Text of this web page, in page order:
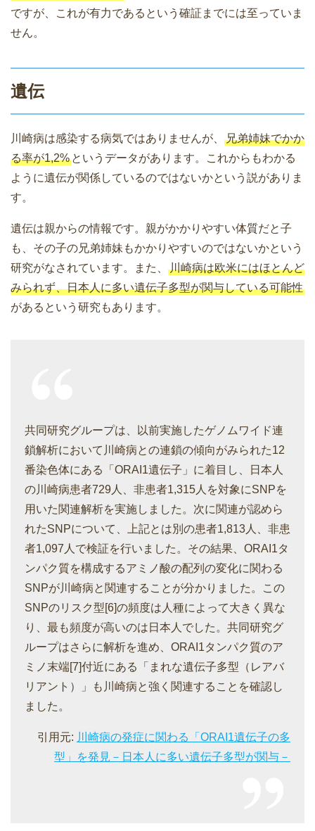
ですが、これが有力であるという確証までには至っていま
せん。
遺伝
川崎病は感染する病気ではありませんが、
兄弟姉妹でかか
る率が1,2% というデータがあります。これからもわかる
ように遺伝が関係しているのではないかという説がありま
す。
遺伝は親からの情報です。親がかかりやすい体質だと子
も、その子の兄弟姉妹もかかりやすいのではないかという
研究がなされています。また、
川崎病は欧米にはほとんど
みられず、日本人に多い遺伝子多型が関与している可能性
があるという研究もあります。
共同研究グループは、以前実施したゲノムワイド連
鎖解析において川崎病との連鎖の傾向がみられた12
番染色体にある「ORAI1遺伝子」に着目し、日本人
の川崎病患者729人、非患者1,315人を対象にSNPを
用いた関連解析を実施しました。次に関連が認めら
れたSNPについて、上記とは別の患者1,813人、非患
者1,097人で検証を行いました。その結果、ORAI1タ
ンパク質を構成するアミノ酸の配列の変化に関わる
SNPが川崎病と関連することが分かりました。この
SNPのリスク型[6]の頻度は人種によって大きく異な
り、最も頻度が高いのは日本人でした。共同研究グ
ループはさらに解析を進め、ORAI1タンパク質のア
ミノ末端[7]付近にある「まれな遺伝子多型（レアバ
リアント）」も川崎病と強く関連することを確認し
ました。
引用元: 川崎病の発症に関わる「ORAI1遺伝子の多
型」を発見－日本人に多い遺伝子多型が関与－